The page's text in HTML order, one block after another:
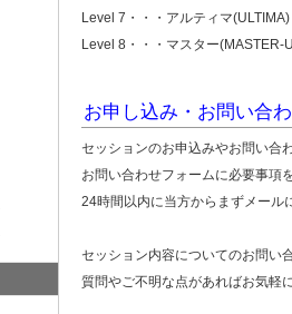
Level 7・・・アルティマ(ULTIMA)
Level 8・・・マスター(MASTER-
お申し込み・お問い合
セッションのお申込みやお問い合
お問い合わせフォームに必要事項
24時間以内に当方からまずメール
セッション内容についてのお問い
質問やご不明な点があればお気軽